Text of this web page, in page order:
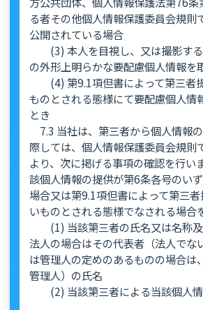
る者その他個人情報保護委員会規則
公開されている場合
(3) 本人を目視し、又は撮影する
の外形上明らかな要配慮個人情報を
(4) 第9.1項但書によって第三者
ものとされる態様にて要配慮個人情
とき
7.3 当社は、第三者から個人情報
際しては、個人情報保護委員会規則
より、次に掲げる事項の確認を行い
該個人情報の提供が第6条各号のい
場合又は第9.1項但書によって第三
いものとされる態様でなされる場合
(1) 当該第三者の氏名又は名称及
法人の場合はその代表者（法人でな
は管理人の定めのあるものの場合は
管理人）の氏名
(2) 当該第三者による当該個人情